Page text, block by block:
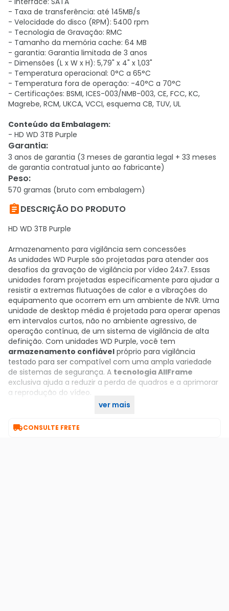
- Taxa de transferência: até 145MB/s
- Velocidade do disco (RPM): 5400 rpm
- Tecnologia de Gravação: RMC
- Tamanho da memória cache: 64 MB
- garantia: Garantia limitada de 3 anos
- Dimensões (L x W x H): 5,79" x 4" x 1,03"
- Temperatura operacional: 0°C a 65°C
- Temperatura fora de operação: -40°C a 70°C
- Certificações: BSMI, ICES-003/NMB-003, CE, FCC, KC,
Magrebe, RCM, UKCA, VCCI, esquema CB, TUV, UL
Conteúdo da Embalagem:
- HD WD 3TB Purple
Garantia:
3 anos de garantia (3 meses de garantia legal + 33 meses
de garantia contratual junto ao fabricante)
Peso:
570 gramas (bruto com embalagem)
DESCRIÇÃO DO PRODUTO
HD WD 3TB Purple
Armazenamento para vigilância sem concessões
As unidades WD Purple são projetadas para atender aos
desafios da gravação de vigilância por vídeo 24x7. Essas
unidades foram projetadas especificamente para ajudar a
resistir a extremas flutuações de calor e a vibrações do
equipamento que ocorrem em um ambiente de NVR. Uma
unidade de desktop média é projetada para operar apenas
em intervalos curtos, não no ambiente agressivo, de
operação contínua, de um sistema de vigilância de alta
definição. Com unidades WD Purple, você tem
armazenamento confiável próprio para vigilância
testado para ser compatível com uma ampla variedade
de sistemas de segurança. A tecnologia AllFrame
exclusiva ajuda a reduzir a perda de quadros e a aprimorar
a reprodução do vídeo.
ver mais
CONSULTE FRETE